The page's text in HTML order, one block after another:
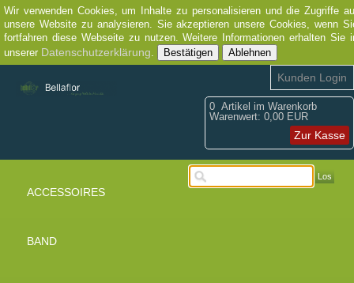
Wir verwenden Cookies, um Inhalte zu personalisieren und die Zugriffe
unsere Website zu analysieren. Sie akzeptieren unsere Cookies, wenn
fortfahren diese Webseite zu nutzen. Weitere Informationen erhalten Sie
unserer Datenschutzerklärung. Bestätigen Ablehnen
0 Artikel im Warenkorb
Warenwert: 0,00 EUR
Zur Kasse
Kunden Login
Los
ACCESSOIRES
BAND